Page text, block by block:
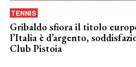
TENNIS
Gribaldo sfiora il titolo
l’Italia è d’argento,
Club Pistoia